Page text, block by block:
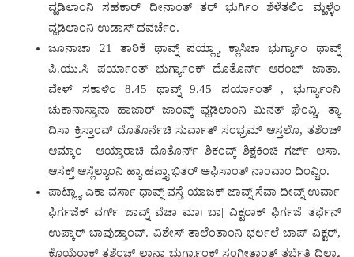
ವ್ಹಡಿಲಾಂನಿ ಸಹಕಾರ್ ದೀನಾಂತ್ ತರ್ ಭುರ್ಗಿಂ ಶೆಳೆತಲಿಂ ಮ್ಹಳ್ಳೆಂ
ವ್ಹಡಿಲಾಂನಿ ಉಡಾಸ್ ದವರ್ಚೆಂ.
ಜೂನಾಚಾ 21 ತಾರಿಕೆ ಥಾವ್ನ್ ಪಯ್ಲ್ಯಾ ಕ್ಲಾಸಿಚಾ ಭುರ್ಗ್ಯಾಂ ಥಾವ್ನ್
ಪಿ.ಯು.ಸಿ ಪರ್ಯಾಂತ್ ಭುರ್ಗ್ಯಾಂಕ್ ದೊತೊರ್ನ್ ಆರಂಭ್ ಜಾತಾ.
ವೇಳ್ ಸಕಾಳಿಂ 8.45 ಥಾವ್ನ್ 9.45 ಪರ್ಯಾಂತ್‌ , ಭುರ್ಗ್ಯಾಂನಿ
ಚುಕಾನಾಸ್ತಾನಾ ಹಾಜಾರ್ ಜಾಂವ್ಕ್ ವ್ಹಡಿಲಾಂನಿ ಮಿನತ್ ಘೆಂವ್ಚಿ. ತ್ಯಾ
ದಿಸಾ ಕ್ರಿಸ್ತಾಂವ್ ದೊತೊರ್ನೆಚಿ ಸುರ್ವಾತ್ ಸಂಭ್ರಮ್ ಆಸ್ತಲೊ, ತಶೆಂಚ್
ಆಮ್ಕಾಂ ಆಯ್ತಾರಾಚಿ ದೊತೊರ್ನ್ ಶಿಕಂವ್ಕ್ ಶಿಕ್ಷಕಿಂಚಿ ಗರ್ಜ್ ಆಸಾ.
ಆಸಕ್ತ್ ಆಸ್ಲೆಲ್ಯಾಂನಿ ಹ್ಯಾ ಹಪ್ತ್ಯಾ ಭಿತರ್ ಅಫಿಸಾಂತ್ ನಾಂವಾಂ ದಿಂವ್ಚಿಂ.
ಪಾಟ್ಲ್ಯಾ ಎಕಾ ವರ್ಸಾ ಥಾವ್ನ್ ವಸ್ತೆ ಯಾಜಕ್ ಜಾವ್ನ್ ಸೆವಾ ದೀವ್ನ್ ಉರ್ವಾ
ಫಿರ್ಗಜೆಕ್ ವರ್ಗ್ ಜಾವ್ನ್ ವೆಚಾ ಮಾ। ಬಾ| ವಿಕ್ಟರಾಕ್ ಫಿರ್ಗಜೆ ತರ್ಫೆನ್
ಉಪ್ಕಾರ್ ಬಾವುಡ್ತಾಂವ್. ವಿಶೇಸ್ ತಾಲೆಂತಾಂನಿ ಭರ್ಲಲೆ ಬಾಪ್ ವಿಕ್ಟರ್,
ಕೊಯೆರಾಕ್ ತಶೆಂಚ್ ಲ್ಹಾನಾ ಭುರ್ಗ್ಯಾಂಕ್ ಸಂಗೀತಾಂತ್ ತರ್ಭೆತಿ ದಿಲ್ಯಾ.